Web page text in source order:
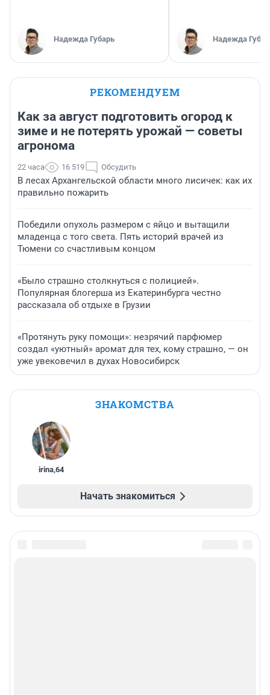
Надежда Губарь Надежда
РЕКОМЕНДУЕМ
Как за август подготовить огород к
зиме и не потерять урожай — советы
агронома
22 часа 16 519 Обсудить
В лесах Архангельской области много лисичек: как их
правильно пожарить
Победили опухоль размером с яйцо и вытащили
младенца с того света. Пять историй врачей из
Тюмени со счастливым концом
«Было страшно столкнуться с полицией».
Популярная блогерша из Екатеринбурга честно
рассказала об отдыхе в Грузии
«Протянуть руку помощи»: незрячий парфюмер
создал «уютный» аромат для тех, кому страшно, — он
уже увековечил в духах Новосибирск
ЗНАКОМСТВА
irina,64
Начать знакомиться